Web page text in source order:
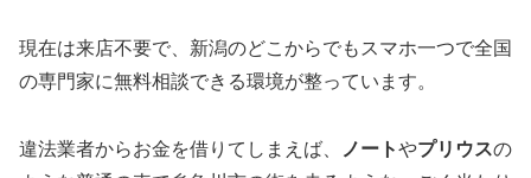
現在は来店不要で、新潟のどこからでもスマホ一つで全国
の専門家に無料相談できる環境が整っています。
違法業者からお金を借りてしまえば、 ノートやプリウスの